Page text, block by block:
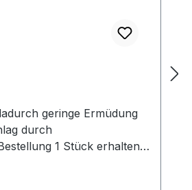
geringe Ermüdung
durch
1 Stück erhalten